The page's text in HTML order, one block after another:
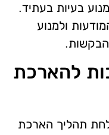
בעיות בעתיד.
ולמנוע
הבקשות.
להארכת
תהליך הארכת